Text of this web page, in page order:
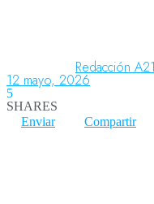
Organismos
Redacción A21
12 mayo, 2026
5
SHARES
Enviar
Compartir